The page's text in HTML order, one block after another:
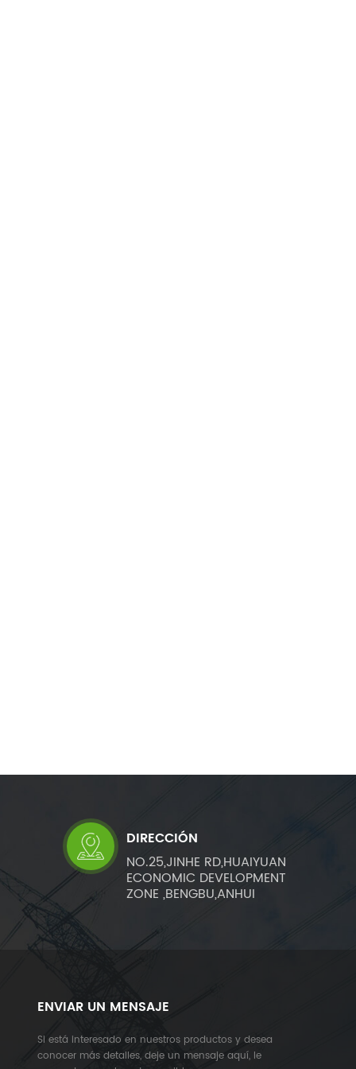
DIRECCIÓN
NO.25,JINHE RD,HUAIYUAN
ECONOMIC DEVELOPMENT
ZONE ,BENGBU,ANHUI
ENVIAR UN MENSAJE
Si está interesado en nuestros productos y desea
conocer más detalles, deje un mensaje aquí, le